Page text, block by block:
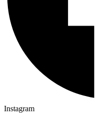
Upratovanie kostola:
v
Pán Boh odplať a požehnaj
Instagram